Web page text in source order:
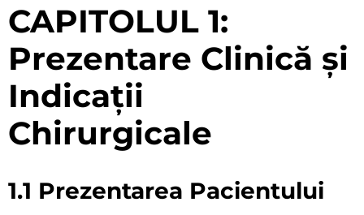
CAPITOLUL 1:
Prezentare Clinică și
Indicații
Chirurgicale
1.1 Prezentarea Pacientului